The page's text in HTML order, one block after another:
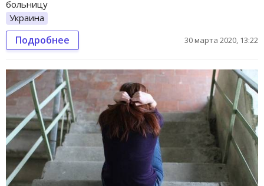
больницу
Украина
Подробнее 30 марта 2020, 13:22